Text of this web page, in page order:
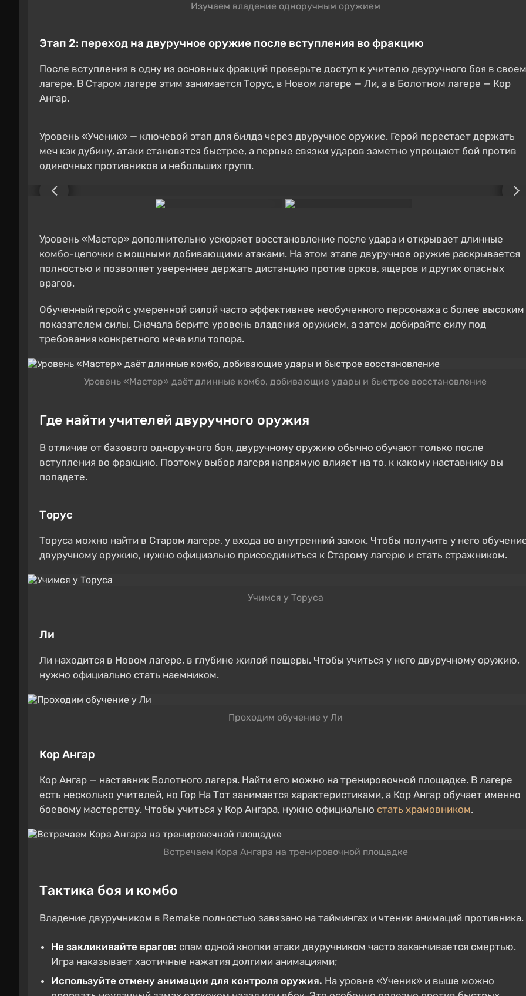
Изучаем владение одноручным оружием
Этап 2: переход на двуручное оружие после вступления во фракцию
После вступления в одну из основных фракций проверьте доступ к учителю двуручного боя в своем
лагере. В Старом лагере этим занимается Торус, в Новом лагере — Ли, а в Болотном лагере — Кор
Ангар.
Уровень «Ученик» — ключевой этап для билда через двуручное оружие. Герой перестает держать
меч как дубину, атаки становятся быстрее, а первые связки ударов заметно упрощают бой против
одиночных противников и небольших групп.
Уровень «Мастер» дополнительно ускоряет восстановление после удара и открывает длинные
комбо-цепочки с мощными добивающими атаками. На этом этапе двуручное оружие раскрывается
полностью и позволяет увереннее держать дистанцию против орков, ящеров и других опасных
врагов.
Обученный герой с умеренной силой часто эффективнее необученного персонажа с более высоким
показателем силы. Сначала берите уровень владения оружием, а затем добирайте силу под
требования конкретного меча или топора.
Уровень «Мастер» даёт длинные комбо, добивающие удары и быстрое восстановление
Где найти учителей двуручного оружия
В отличие от базового одноручного боя, двуручному оружию обычно обучают только после
вступления во фракцию. Поэтому выбор лагеря напрямую влияет на то, к какому наставнику вы
попадете.
Торус
Торуса можно найти в Старом лагере, у входа во внутренний замок. Чтобы получить у него
двуручному оружию, нужно официально присоединиться к Старому лагерю и стать стражником.
Учимся у Торуса
Ли
Ли находится в Новом лагере, в глубине жилой пещеры. Чтобы учиться у него двуручному оружию,
нужно официально стать наемником.
Проходим обучение у Ли
Кор Ангар
Кор Ангар — наставник Болотного лагеря. Найти его можно на тренировочной площадке. В лагере
есть несколько учителей, но Гор На Тот занимается характеристиками, а Кор Ангар обучает именно
боевому мастерству. Чтобы учиться у Кор Ангара, нужно официально стать храмовником.
Встречаем Кора Ангара на тренировочной площадке
Тактика боя и комбо
Владение двуручником в Remake полностью завязано на таймингах и чтении анимаций противника.
Не закликивайте врагов: спам одной кнопки атаки двуручником часто заканчивается смертью.
Игра наказывает хаотичные нажатия долгими анимациями;
Используйте отмену анимации для контроля оружия. На уровне «Ученик» и выше можно